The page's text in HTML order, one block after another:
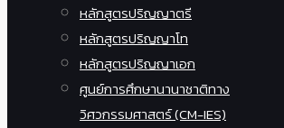
หลักสูตรปริญญาตรี
หลักสูตรปริญญาโท
หลักสูตรปริญญาเอก
ศูนย์การศึกษานานาชาติทาง
วิศวกรรมศาสตร์ (CM-IES)